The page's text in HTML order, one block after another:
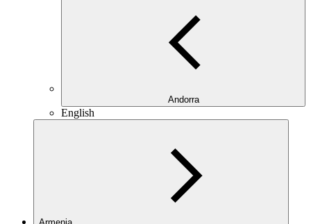
Andorra
English